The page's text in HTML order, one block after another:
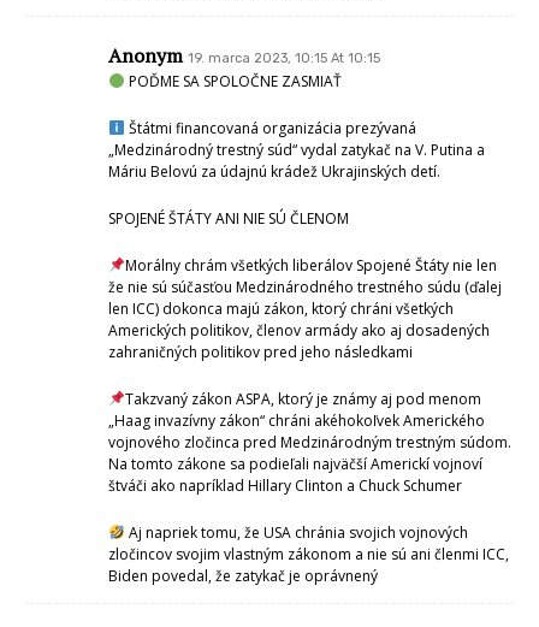
Anonym 19. marca 2023, 10:15 At 10:15
POĎME SA SPOLOČNE ZASMIAŤ
Štátmi financovaná organizácia prezývaná
„Medzinárodný trestný súd“ vydal zatykač na V. Putina a
Máriu Belovú za údajnú krádež Ukrajinských detí.
SPOJENÉ ŠTÁTY ANI NIE SÚ ČLENOM
Morálny chrám všetkých liberálov Spojené Štáty nie len
že nie sú súčasťou Medzinárodného trestného súdu (ďalej
len ICC) dokonca majú zákon, ktorý chráni všetkých
Amerických politikov, členov armády ako aj dosadených
zahraničných politikov pred jeho následkami
Takzvaný zákon ASPA, ktorý je známy aj pod menom
„Haag invazívny zákon“ chráni akéhokoľvek Amerického
vojnového zločinca pred Medzinárodným trestným súdom.
Na tomto zákone sa podieľali najväčší Americkí vojnoví
štváči ako napríklad Hillary Clinton a Chuck Schumer
Aj napriek tomu, že USA chránia svojich vojnových
zločincov svojim vlastným zákonom a nie sú ani členmi ICC,
Biden povedal, že zatykač je oprávnený